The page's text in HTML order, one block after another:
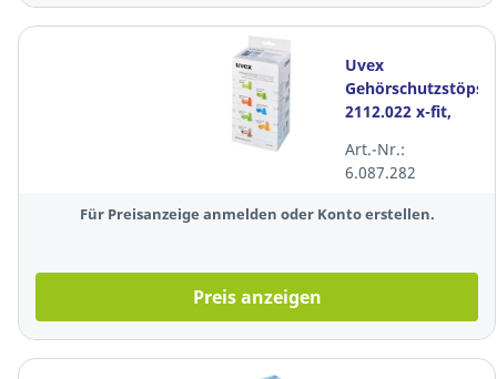
Uvex
Gehörschutzstöpsel
2112.022 x-fit,
37dB, lime, 300
Paar
Art.-Nr.:
6.087.282
Für Preisanzeige anmelden oder Konto erstellen.
Preis anzeigen